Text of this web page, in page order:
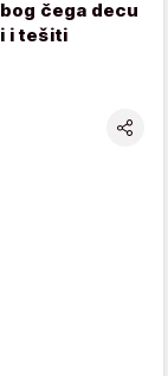
čega decu
i tešiti